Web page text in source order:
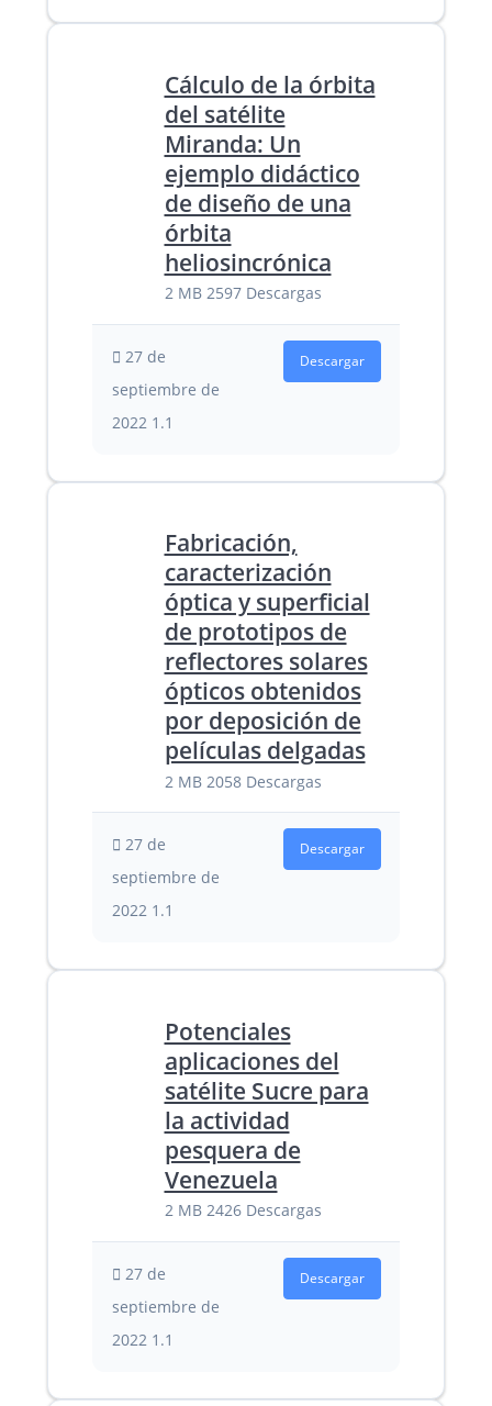
Cálculo de la órbita
del satélite
Miranda: Un
ejemplo didáctico
de diseño de una
órbita
heliosincrónica
2 MB 2597 Descargas
27 de
septiembre de
2022 1.1
Descargar
Fabricación,
caracterización
óptica y superficial
de prototipos de
reflectores solares
ópticos obtenidos
por deposición de
películas delgadas
2 MB 2058 Descargas
27 de
septiembre de
2022 1.1
Descargar
Potenciales
aplicaciones del
satélite Sucre para
la actividad
pesquera de
Venezuela
2 MB 2426 Descargas
27 de
septiembre de
2022 1.1
Descargar